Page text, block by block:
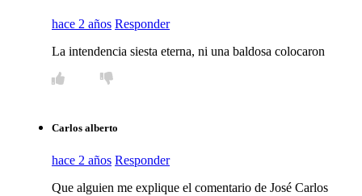
hace 2 años Responder
La intendencia siesta eterna, ni una baldosa colocaron
Carlos alberto
hace 2 años Responder
Que alguien me explique el comentario de José Carlos